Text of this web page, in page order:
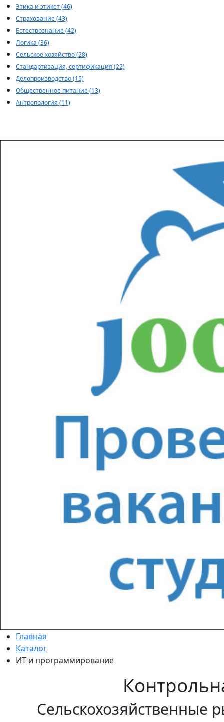
Этика и этикет (46)
Страхование (43)
Естествознание (42)
Логика (36)
Сельское хозяйство (28)
Стандартизация, сертификация (22)
Делопроизводство (15)
Общественное питание (13)
Антропология (11)
Главная
Каталог
ИТ и программирование
Сельскохозяйственные